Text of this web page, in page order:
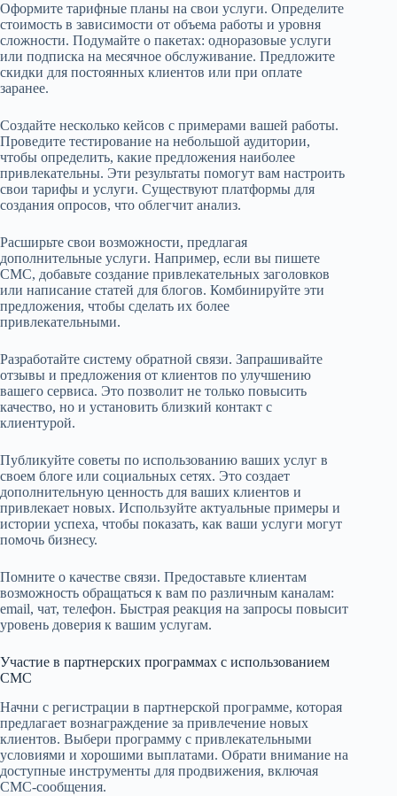
Оформите тарифные планы на свои услуги. Определите
стоимость в зависимости от объема работы и уровня
сложности. Подумайте о пакетах: одноразовые услуги
или подписка на месячное обслуживание. Предложите
скидки для постоянных клиентов или при оплате
заранее.
Создайте несколько кейсов с примерами вашей работы.
Проведите тестирование на небольшой аудитории,
чтобы определить, какие предложения наиболее
привлекательны. Эти результаты помогут вам настроить
свои тарифы и услуги. Существуют платформы для
создания опросов, что облегчит анализ.
Расширьте свои возможности, предлагая
дополнительные услуги. Например, если вы пишете
СМС, добавьте создание привлекательных заголовков
или написание статей для блогов. Комбинируйте эти
предложения, чтобы сделать их более
привлекательными.
Разработайте систему обратной связи. Запрашивайте
отзывы и предложения от клиентов по улучшению
вашего сервиса. Это позволит не только повысить
качество, но и установить близкий контакт с
клиентурой.
Публикуйте советы по использованию ваших услуг в
своем блоге или социальных сетях. Это создает
дополнительную ценность для ваших клиентов и
привлекает новых. Используйте актуальные примеры и
истории успеха, чтобы показать, как ваши услуги могут
помочь бизнесу.
Помните о качестве связи. Предоставьте клиентам
возможность обращаться к вам по различным каналам:
email, чат, телефон. Быстрая реакция на запросы повысит
уровень доверия к вашим услугам.
Участие в партнерских программах с использованием
СМС
Начни с регистрации в партнерской программе, которая
предлагает вознаграждение за привлечение новых
клиентов. Выбери программу с привлекательными
условиями и хорошими выплатами. Обрати внимание на
доступные инструменты для продвижения, включая
СМС-сообщения.